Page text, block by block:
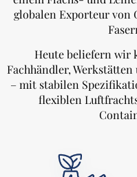
globalen Exporteur von
Heute beliefern wir
Fachhändler,
– mit stabilen
flexiblen